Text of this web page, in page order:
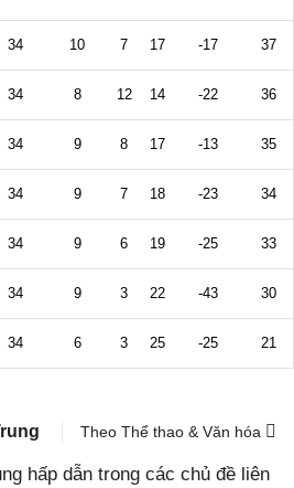
Theo Thể thao & Văn hóa
hấp dẫn trong các chủ đề liên